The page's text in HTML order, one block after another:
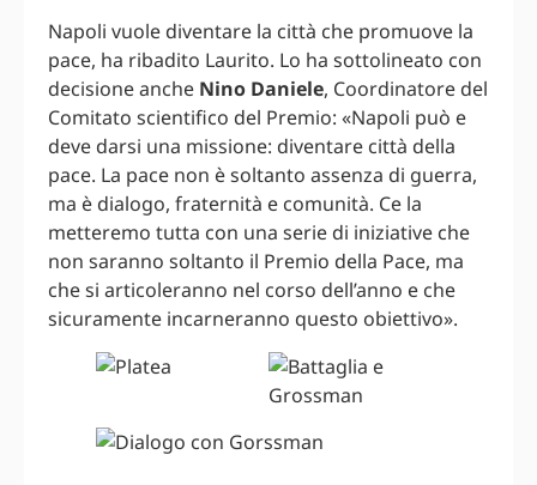
Napoli vuole diventare la città che promuove la
pace, ha ribadito Laurito. Lo ha sottolineato con
decisione anche Nino Daniele, Coordinatore del
Comitato scientifico del Premio: «Napoli può e
deve darsi una missione: diventare città della
pace. La pace non è soltanto assenza di guerra,
ma è dialogo, fraternità e comunità. Ce la
metteremo tutta con una serie di iniziative che
non saranno soltanto il Premio della Pace, ma
che si articoleranno nel corso dell’anno e che
sicuramente incarneranno questo obiettivo».